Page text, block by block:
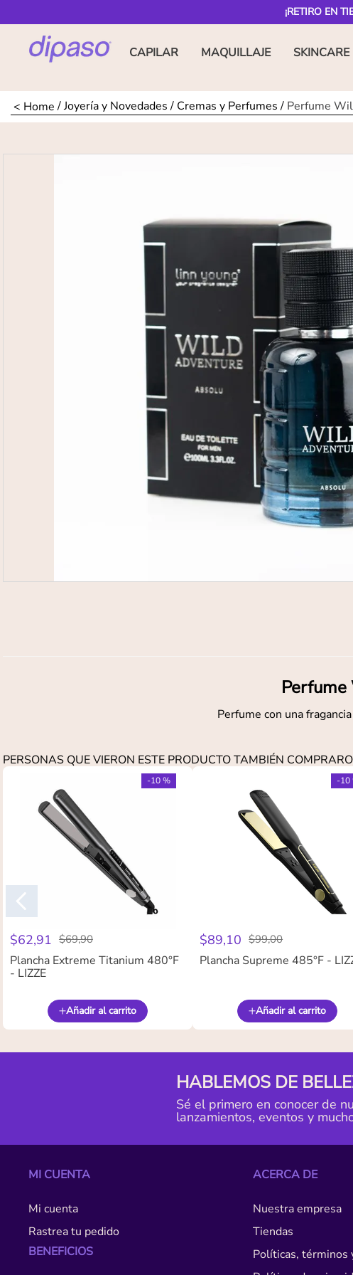
¡RETIRO EN
CAPILAR MAQUILLAJE SKINCARE
Joyería y Novedades Cremas y Perfumes Perfume
Perfume con una
PERSONAS QUE VIERON ESTE PRODUCTO TAMBIÉN
-10 %
$62,91 $69,90
Plancha Extreme Titanium 480°F
- LIZZE
Añadir al carrito
-10
$89,10 $99,00
Plancha Supreme 485°F -
Añadir al carrito
HABLEMOS DE
Sé el primero en conocer de
lanzamientos, eventos y
MI CUENTA
Mi cuenta
Rastrea tu pedido
BENEFICIOS
ACERCA DE
Nuestra empresa
Tiendas
Políticas, términos